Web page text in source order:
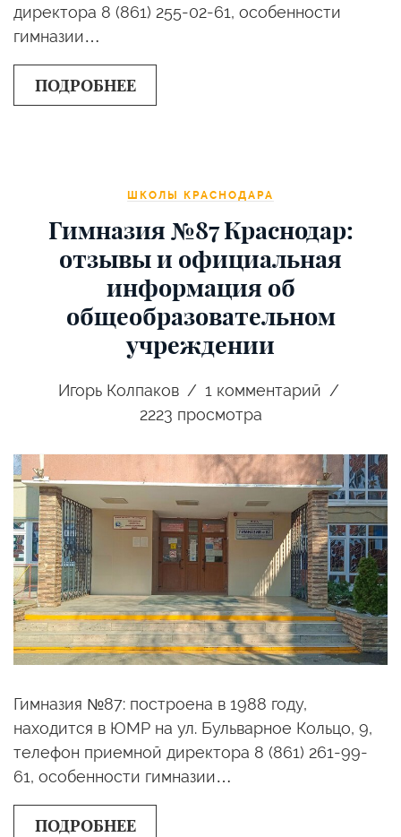
директора 8 (861) 255-02-61, особенности
гимназии…
ПОДРОБНЕЕ
ШКОЛЫ КРАСНОДАРА
Гимназия №87 Краснодар:
отзывы и официальная
информация об
общеобразовательном
учреждении
Игорь Колпаков 1 комментарий
2223 просмотра
Гимназия №87: построена в 1988 году,
находится в ЮМР на ул. Бульварное Кольцо, 9,
телефон приемной директора 8 (861) 261-99-
61, особенности гимназии…
ПОДРОБНЕЕ